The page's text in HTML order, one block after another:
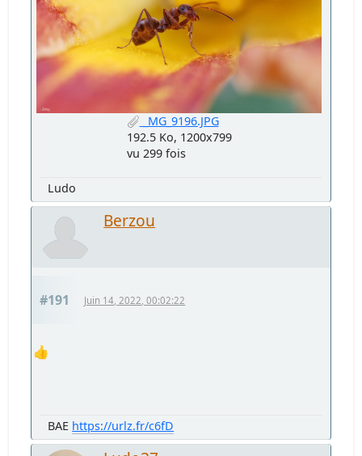
_MG_9196.JPG
192.5 Ko, 1200x799
vu 299 fois
Ludo
Berzou
#191 Juin 14, 2022, 00:02:22
👍
BAE https://urlz.fr/c6fD